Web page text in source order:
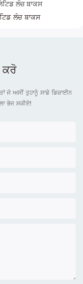
ਲੰਚ ਬਾਕਸ
ਕਰੋ
ਜੋ ਅਸੀਂ ਤੁਹਾਨੂੰ ਸਾਡੇ ਡਿਜ਼ਾਈਨ
ਭੇਜ ਸਕੀਏ!